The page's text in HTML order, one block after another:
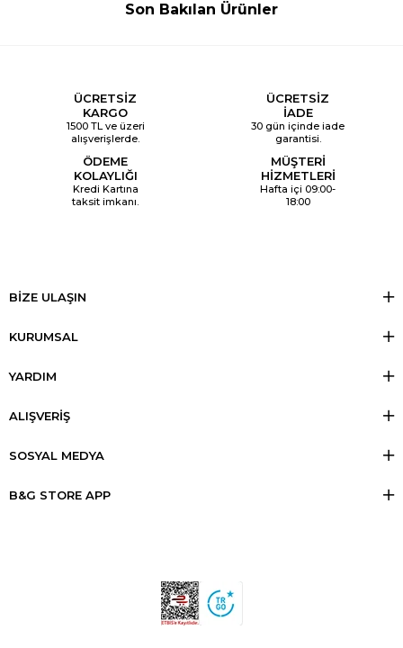
Son Bakılan Ürünler
ÜCRETSİZ
KARGO
1500 TL ve üzeri
alışverişlerde.
ÜCRETSİZ
İADE
30 gün içinde iade
garantisi.
ÖDEME
KOLAYLIĞI
Kredi Kartına
taksit imkanı.
MÜŞTERİ
HİZMETLERİ
Hafta içi 09:00-
18:00
BİZE ULAŞIN
KURUMSAL
YARDIM
ALIŞVERİŞ
SOSYAL MEDYA
B&G STORE APP